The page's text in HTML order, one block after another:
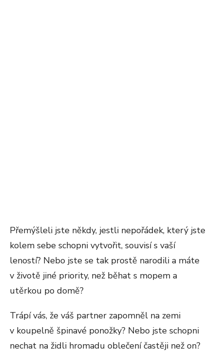
Přemýšleli jste někdy, jestli nepořádek, který jste
kolem sebe schopni vytvořit, souvisí s vaší
leností? Nebo jste se tak prostě narodili a máte
v životě jiné priority, než běhat s mopem a
utěrkou po domě?
Trápí vás, že váš partner zapomněl na zemi
v koupelně špinavé ponožky? Nebo jste schopni
nechat na židli hromadu oblečení častěji než on?